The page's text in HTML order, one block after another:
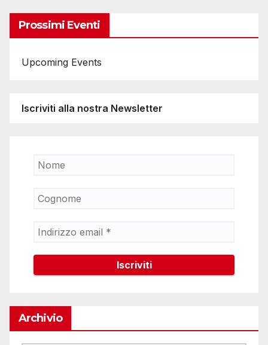
articoli
Prossimi Eventi
Upcoming Events
Iscriviti alla nostra Newsletter
Archivio